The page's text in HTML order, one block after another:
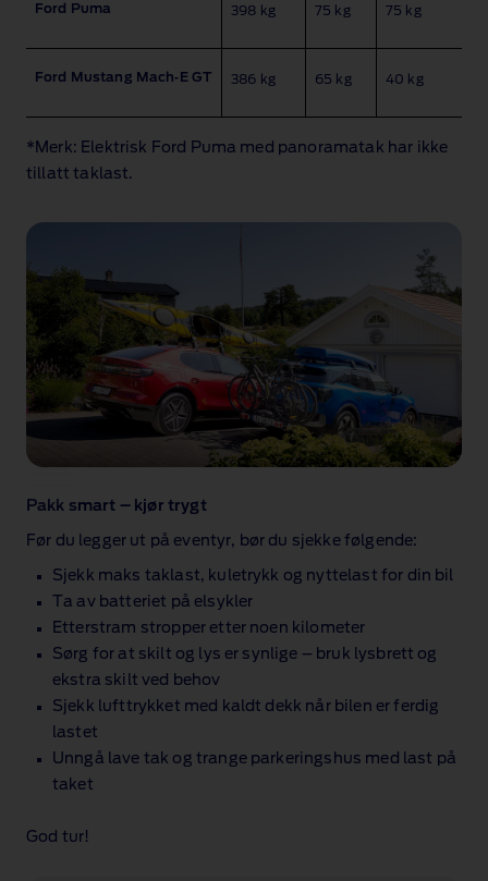
Ford Puma 398 kg 75 kg 75 kg
Ford Mustang Mach‑E GT 386 kg 65 kg 40 kg
*Merk: Elektrisk Ford Puma med panoramatak har ikke
tillatt taklast.
Pakk smart – kjør trygt
Før du legger ut på eventyr, bør du sjekke følgende:
Sjekk maks taklast, kuletrykk og nyttelast for din bil
Ta av batteriet på elsykler
Etterstram stropper etter noen kilometer
Sørg for at skilt og lys er synlige – bruk lysbrett og
ekstra skilt ved behov
Sjekk lufttrykket med kaldt dekk når bilen er ferdig
lastet
Unngå lave tak og trange parkeringshus med last på
taket
God tur!